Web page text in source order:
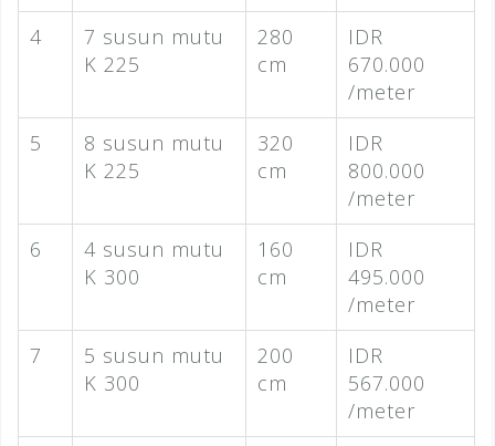
4
7 susun mutu
K 225
280
cm
IDR
670.000
/meter
5
8 susun mutu
K 225
320
cm
IDR
800.000
/meter
6
4 susun mutu
K 300
160
cm
IDR
495.000
/meter
7
5 susun mutu
K 300
200
cm
IDR
567.000
/meter